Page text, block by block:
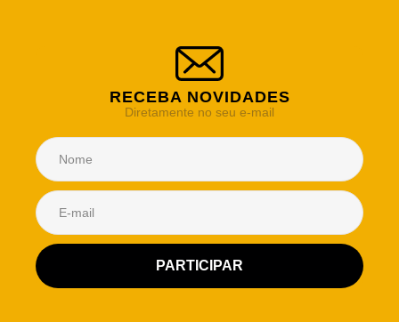
RECEBA NOVIDADES
Diretamente no seu e-mail
Atendimento Rei de Casa